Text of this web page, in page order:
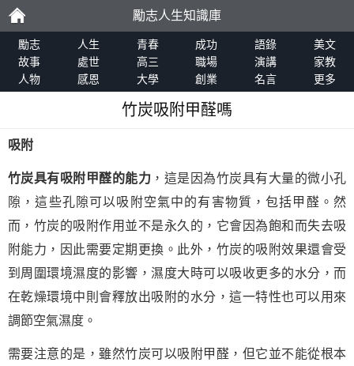
勵
志
勵志人生知識庫
勵志 人生 青春 成功 語錄
美文
故事
處世 高三 職場 演講
家教
人物
感恩 大學 創業 名言 更多
竹炭吸附甲醛嗎
吸附
竹炭具有吸附甲醛的能力 ，這是因為竹炭具有大量的微小孔
隙，這些孔隙可以吸附空氣中的有害物質，包括甲醛。然
而，竹炭的吸附作用並不是永久的，它會因為飽和而失去吸
附能力，因此需要定期更換。此外，竹炭的吸附效果還會受
到周圍環境濕度的影響，濕度大時可以吸收更多的水分，而
在乾燥環境中則會釋放出吸附的水分，這一特性也可以用來
調節空氣濕度。
需要注意的是，雖然竹炭可以吸附甲醛，但它並不能從根本